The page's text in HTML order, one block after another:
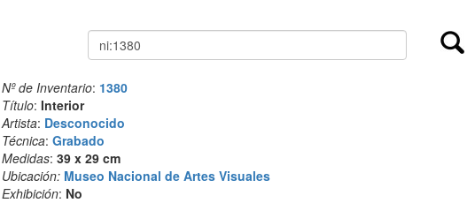
Buscar
Nº de Inventario: 1380
Título: Interior
Artista: Desconocido
Técnica: Grabado
Medidas: 39 x 29 cm
Ubicación: Museo Nacional de Artes Visuales
Exhibición: No